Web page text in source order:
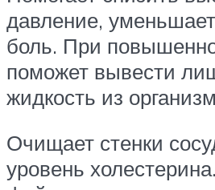
давление,
боль. При
поможет вывести
жидкость из
Очищает стенки
уровень